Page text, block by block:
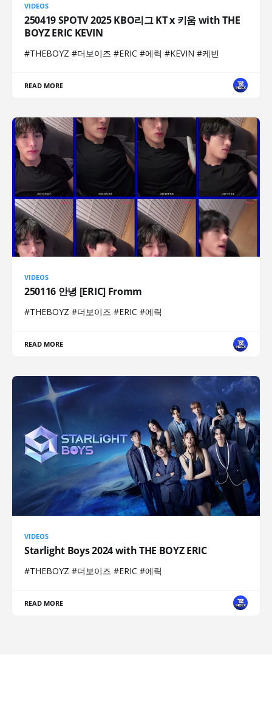
VIDEOS
250419 SPOTV 2025 KBO리그 KT x 키움 with THE
BOYZ ERIC KEVIN
#THEBOYZ #더보이즈 #ERIC #에릭 #KEVIN #케빈
READ MORE
VIDEOS
250116 안녕 [ERIC] Fromm
#THEBOYZ #더보이즈 #ERIC #에릭
READ MORE
VIDEOS
Starlight Boys 2024 with THE BOYZ ERIC
#THEBOYZ #더보이즈 #ERIC #에릭
READ MORE